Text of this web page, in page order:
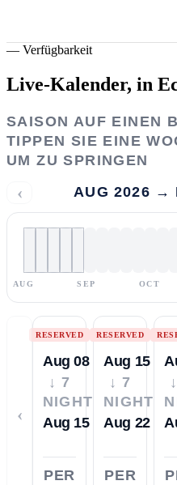
— Verfügbarkeit
Live-Kalender, in
SAISON AUF EINEN
TIPPEN SIE EINE
UM ZU SPRINGEN
‹ AUG 2026 →
AUG SEP OCT
‹
RESERVED
Aug 08
↓ 7
NIGHTS
Aug 15
PER
RESERVED
Aug 15
↓ 7
NIGHTS
Aug 22
PER